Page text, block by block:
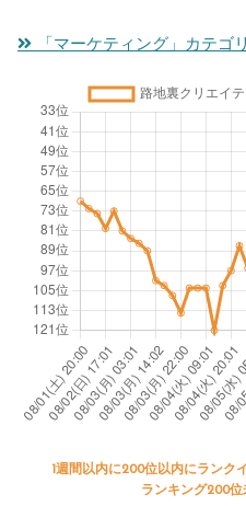
「マーケティング」カテゴ
1週間以内に200位以内にランク
ランキング200